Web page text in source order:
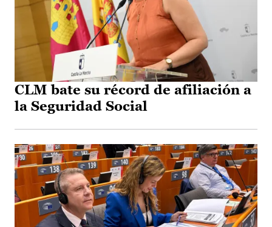
CLM bate su récord de afiliación a
la Seguridad Social